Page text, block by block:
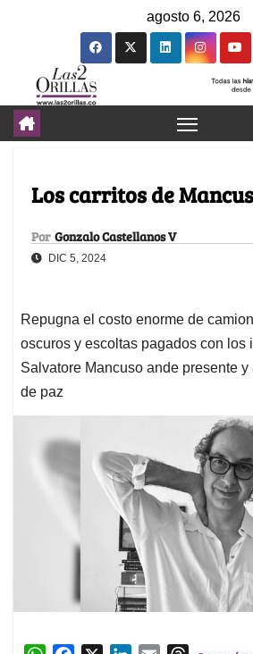
agosto 6, 2026
Los carritos de
Por Gonzalo Castellanos V
DIC 5, 2024
Repugna el costo enorme de
oscuros y escoltas pagados con los
Salvatore Mancuso ande presente
de paz